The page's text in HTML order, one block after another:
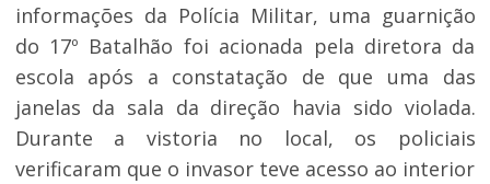
informações da Polícia Militar, uma guarnição
do 17º Batalhão foi acionada pela diretora da
escola após a constatação de que uma das
janelas da sala da direção havia sido violada.
Durante a vistoria no local, os policiais
verificaram que o invasor teve acesso ao interior